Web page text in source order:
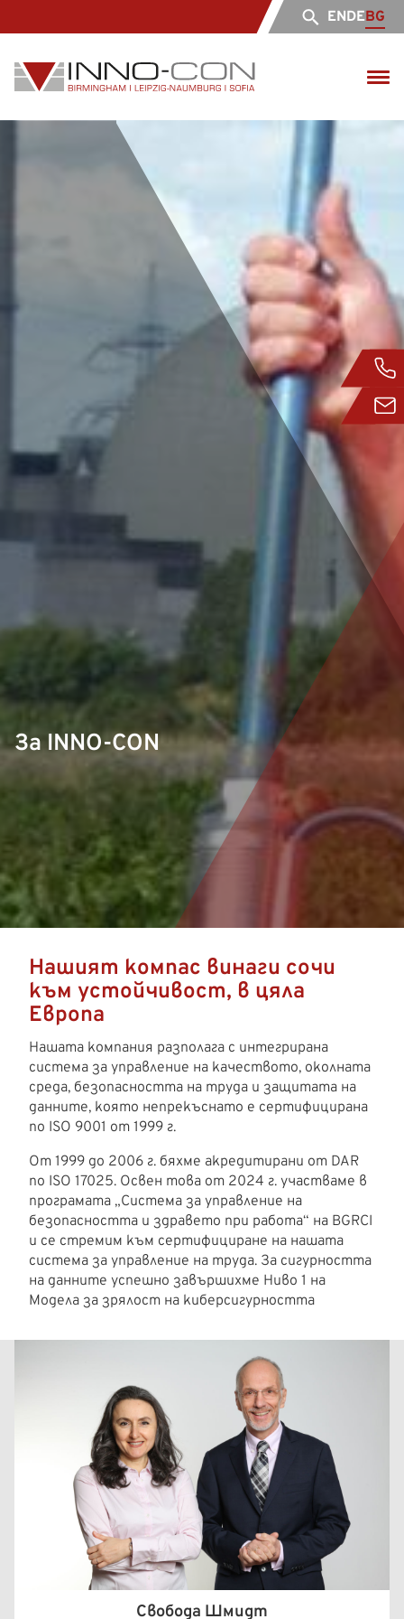
ENDEBG
За INNO-CON
Нашият компас винаги сочи
към устойчивост, в цяла
Европа
Нашата компания разполага с интегрирана
система за управление на качеството, околната
среда, безопасността на труда и защитата на
данните, която непрекъснато е сертифицирана
по ISO 9001 от 1999 г.
От 1999 до 2006 г. бяхме акредитирани от DAR
по ISO 17025. Освен това от 2024 г. участваме в
програмата „Система за управление на
безопасността и здравето при работа“ на BGRCI
и се стремим към сертифициране на нашата
система за управление на труда. За сигурността
на данните успешно завършихме Ниво 1 на
Модела за зрялост на киберсигурността
Свобода Шмидт